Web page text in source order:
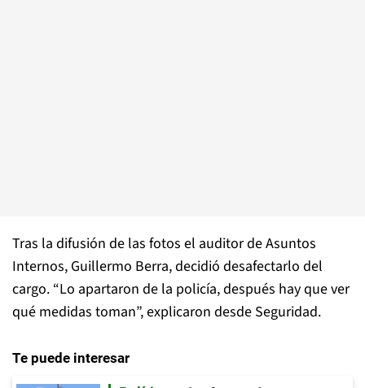
Tras la difusión de las fotos el auditor de Asuntos
Internos, Guillermo Berra, decidió desafectarlo del
cargo. “Lo apartaron de la policía, después hay que ver
qué medidas toman”, explicaron desde Seguridad.
Te puede interesar